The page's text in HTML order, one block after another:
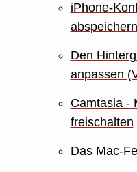
iPhone-
abspeichern
Den
anpassen
Camtasia -
freischalten
Das Mac-